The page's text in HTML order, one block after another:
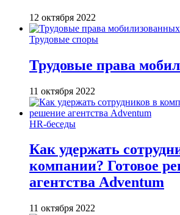
12 октября 2022
Трудовые споры
Трудовые права
11 октября 2022
HR-беседы
Как удержать
компании? Готовое
агентства Adventum
11 октября 2022